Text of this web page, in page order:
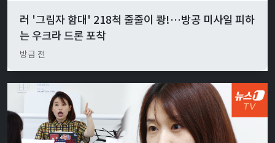
러 '그림자 함대' 218척 줄줄이 쾅!…방공 미사일 피하
는 우크라 드론 포착
방금 전